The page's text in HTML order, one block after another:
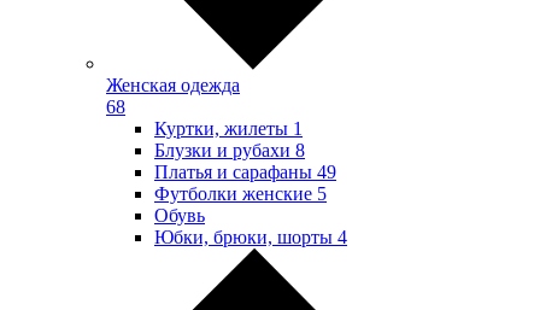
Женская одежда
68
Куртки, жилеты 1
Блузки и рубахи 8
Платья и сарафаны 49
Футболки женские 5
Обувь
Юбки, брюки, шорты 4